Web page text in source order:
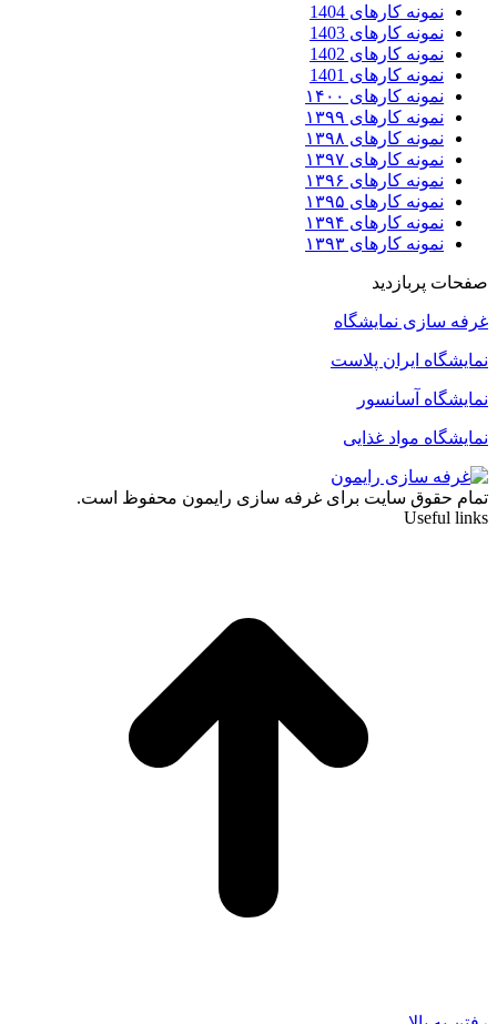
نمونه کارهای 1404
نمونه کارهای 1403
نمونه کارهای 1402
نمونه کارهای 1401
نمونه کارهای ۱۴۰۰
نمونه کارهای ۱۳۹۹
نمونه کارهای ۱۳۹۸
نمونه کارهای ۱۳۹۷
نمونه کارهای ۱۳۹۶
نمونه کارهای ۱۳۹۵
نمونه کارهای ۱۳۹۴
نمونه کارهای ۱۳۹۳
صفحات پربازدید
غرفه سازی نمایشگاه
نمایشگاه ایران پلاست
نمایشگاه آسانسور
نمایشگاه مواد غذایی
تمام حقوق سایت برای غرفه سازی رایمون محفوظ است.
Useful links